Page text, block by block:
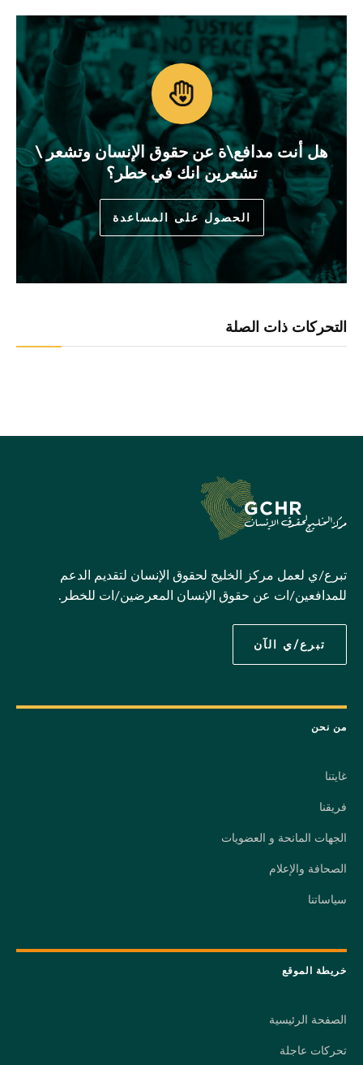
هل أنت مدافع\ة عن حقوق الإنسان وتشعر \
تشعرين انك في خطر؟
الحصول على المساعدة
التحركات ذات الصلة
تبرع/ي لعمل مركز الخليج لحقوق الإنسان لتقديم الدعم
للمدافعين/ات عن حقوق الإنسان المعرضين/ات للخطر.
تبرع/ي الآن
من نحن
غايتنا
فريقنا
الجهات المانحة و العضويات
الصحافة والإعلام
سياساتنا
خريطة الموقع
الصفحة الرئيسية
تحركات عاجلة